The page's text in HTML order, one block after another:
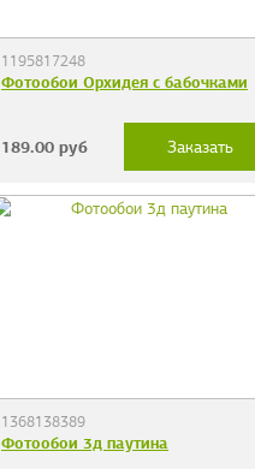
1195817248
Фотообои Орхидея с бабочками
189.00руб Заказать
1368138389
Фотообои 3д паутина